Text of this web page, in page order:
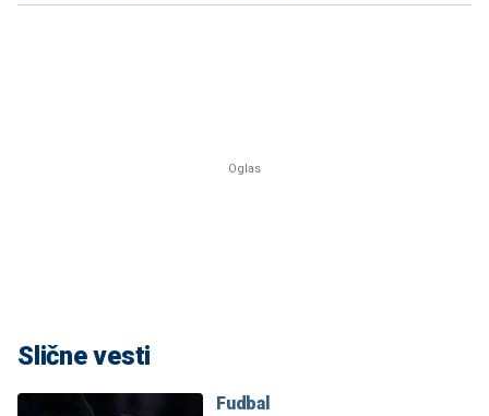
Slične vesti
Fudbal